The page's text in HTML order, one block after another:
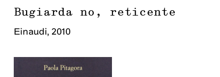
Bugiarda no, reticente
Einaudi, 2010